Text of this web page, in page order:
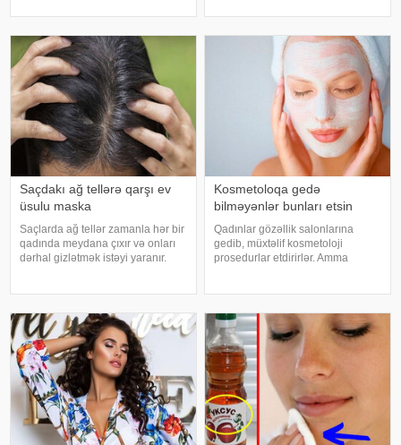
biləcəyinin sirlərini bölüşüblər.
Parıltısı
heyran qalırıq, həmçinin yeni
Saçdakı ağ tellərə qarşı ev
üsulu maska
Saçlarda ağ tellər zamanla hər bir
qadında meydana çıxır və onları
dərhal gizlətmək istəyi yaranır.
korlayır: tellər quruyur, sını
Kosmetoloqa gedə
bilməyənlər bunları etsin
Qadınlar gözəllik salonlarına
gedib, müxtəlif kosmetoloji
prosedurlar etdirirlər. Amma
prosedurlarla yanaşı üzə ev
şəraitind